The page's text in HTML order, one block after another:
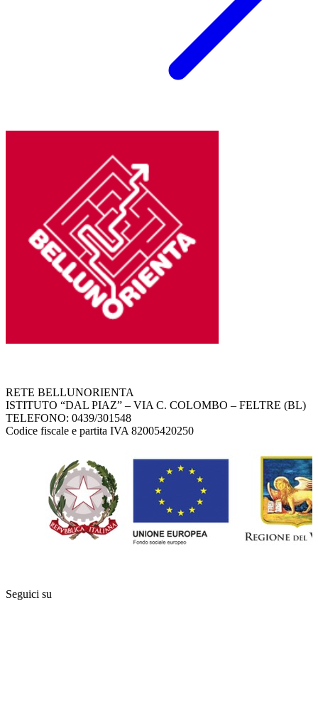
RETE BELLUNORIENTA
ISTITUTO “DAL PIAZ” – VIA C. COLOMBO – FELTRE (BL)
TELEFONO: 0439/301548
Codice fiscale e partita IVA 82005420250
Seguici su